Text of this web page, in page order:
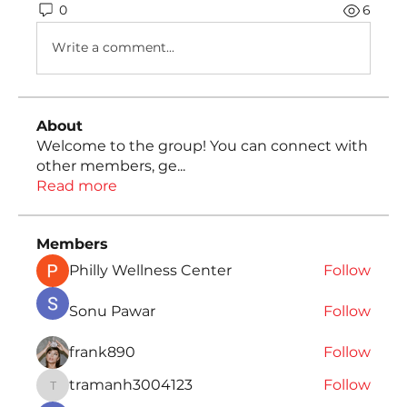
0 6
Write a comment...
About
Welcome to the group! You can connect with
other members, ge...
Read more
Members
Philly Wellness Center
Follow
Sonu Pawar Follow
frank890 Follow
tramanh3004123
tramanh3004123 Follow